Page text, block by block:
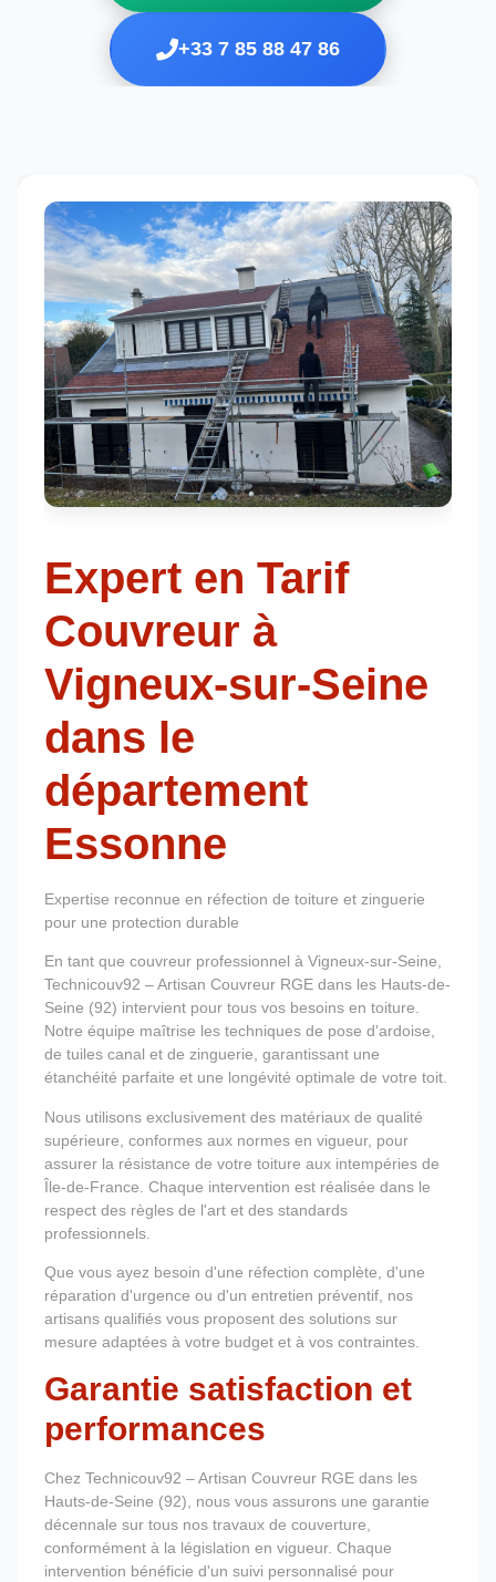
+33 7 85 88 47 86
Expert en Tarif
Couvreur à
Vigneux-sur-Seine
dans le
département
Essonne
Expertise reconnue en réfection de toiture et zinguerie
pour une protection durable
En tant que couvreur professionnel à Vigneux-sur-Seine,
Technicouv92 – Artisan Couvreur RGE dans les Hauts-de-
Seine (92) intervient pour tous vos besoins en toiture.
Notre équipe maîtrise les techniques de pose d'ardoise,
de tuiles canal et de zinguerie, garantissant une
étanchéité parfaite et une longévité optimale de votre toit.
Nous utilisons exclusivement des matériaux de qualité
supérieure, conformes aux normes en vigueur, pour
assurer la résistance de votre toiture aux intempéries de
Île-de-France. Chaque intervention est réalisée dans le
respect des règles de l'art et des standards
professionnels.
Que vous ayez besoin d'une réfection complète, d'une
réparation d'urgence ou d'un entretien préventif, nos
artisans qualifiés vous proposent des solutions sur
mesure adaptées à votre budget et à vos contraintes.
Garantie satisfaction et
performances
Chez Technicouv92 – Artisan Couvreur RGE dans les
Hauts-de-Seine (92), nous vous assurons une garantie
décennale sur tous nos travaux de couverture,
conformément à la législation en vigueur. Chaque
intervention bénéficie d'un suivi personnalisé pour